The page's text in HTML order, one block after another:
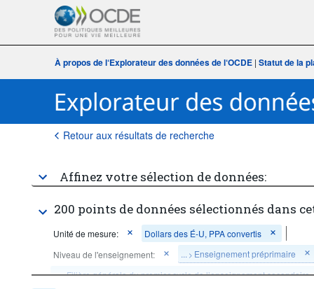
À propos de l‘Explorateur des données de l‘OCDE | Statut de la
Retour aux résultats de recherche
Affinez votre sélection de données:
200 points de données sélectionnés dans
Unité de mesure:
Dollars des É-U, PPA convertis
Niveau de l'enseignement:
... > Enseignement préprimaire
...>Filière générale du premier cycle de l’enseignement secondaire